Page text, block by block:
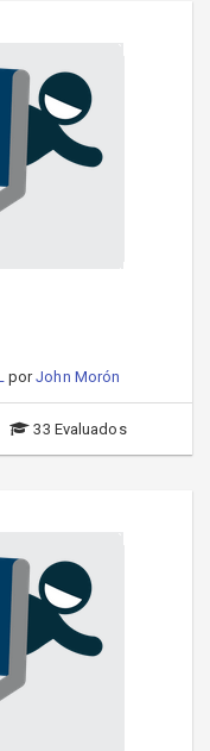
porJohn Morón
33 Evaluados